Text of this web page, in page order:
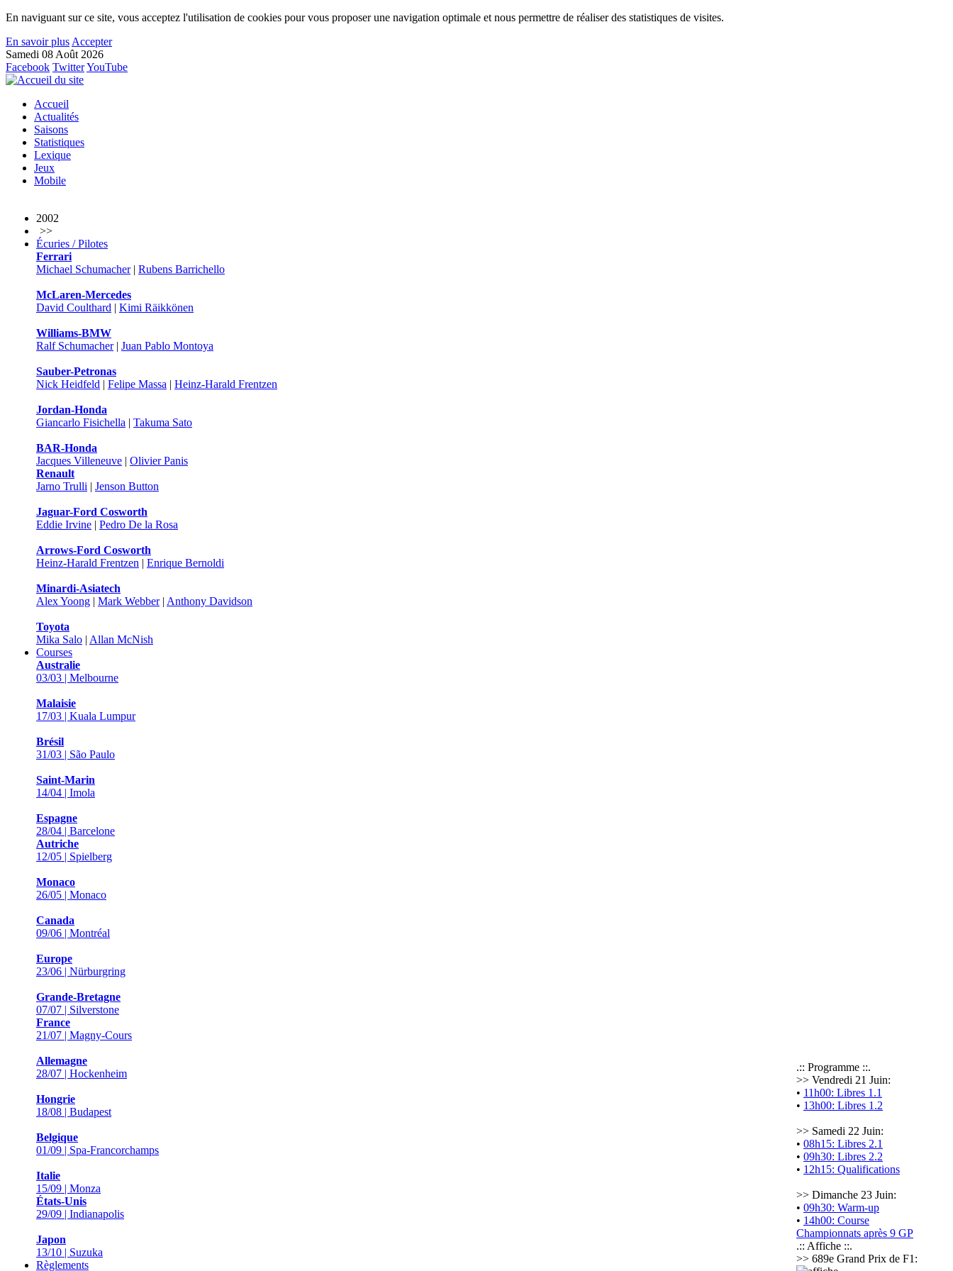
En naviguant sur ce site, vous acceptez l'utilisation de cookies pour vous proposer une navigation optimale et nous permettre de réaliser des statistiques de visites.
En savoir plus Accepter
Samedi 08 Août 2026
Facebook TwitterYouTube
Accueil
Actualités
Saisons
Statistiques
Lexique
Jeux
Mobile
2002
>>
Écuries / Pilotes
Ferrari
Michael Schumacher| Rubens Barrichello
McLaren-Mercedes
David Coulthard | Kimi Räikkönen
Williams-BMW
Ralf Schumacher| Juan Pablo Montoya
Sauber-Petronas
Nick Heidfeld | Felipe Massa | Heinz-Harald Frentzen
Jordan-Honda
Giancarlo Fisichella | Takuma Sato
BAR-Honda
Jacques Villeneuve | Olivier Panis
Renault
Jarno Trulli | Jenson Button
Jaguar-Ford Cosworth
Eddie Irvine | Pedro De la Rosa
Arrows-Ford Cosworth
Heinz-Harald Frentzen | Enrique Bernoldi
Minardi-Asiatech
Alex Yoong | Mark Webber| Anthony Davidson
Toyota
Mika Salo | Allan McNish
Courses
Australie
03/03 | Melbourne
Malaisie
17/03 | Kuala Lumpur
Brésil
31/03 | São Paulo
Saint-Marin
14/04 | Imola
Espagne
28/04 | Barcelone
Autriche
12/05 | Spielberg
Monaco
26/05 | Monaco
Canada
09/06 | Montréal
Europe
23/06 | Nürburgring
Grande-Bretagne
07/07 | Silverstone
France
21/07 | Magny-Cours
Allemagne
28/07 | Hockenheim
Hongrie
18/08 | Budapest
Belgique
01/09 | Spa-Francorchamps
Italie
15/09 | Monza
États-Unis
29/09 | Indianapolis
Japon
13/10 | Suzuka
Règlements
.:: Programme ::.
>> Vendredi 21 Juin:
• 11h00: Libres 1.1
• 13h00: Libres 1.2
>> Samedi 22 Juin:
• 08h15: Libres 2.1
• 09h30: Libres 2.2
• 12h15: Qualifications
>> Dimanche 23 Juin:
• 09h30: Warm-up
• 14h00: Course
Championnats après 9 GP
.:: Affiche ::.
>> 689e Grand Prix de F1: